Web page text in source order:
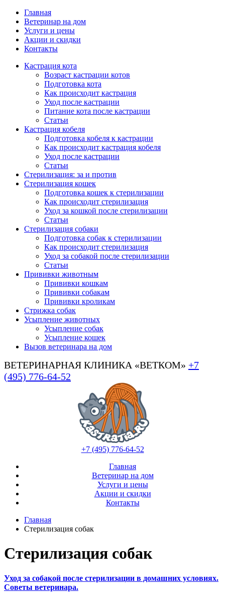
Главная
Ветеринар на дом
Услуги и цены
Акции и скидки
Контакты
Кастрация кота
Возраст кастрации котов
Подготовка кота
Как происходит кастрация
Уход после кастрации
Питание кота после кастрации
Статьи
Кастрация кобеля
Подготовка кобеля к кастрации
Как происходит кастрация кобеля
Уход после кастрации
Статьи
Стерилизация: за и против
Стерилизация кошек
Подготовка кошек к стерилизации
Как происходит стерилизация
Уход за кошкой после стерилизации
Статьи
Стерилизация собаки
Подготовка собак к стерилизации
Как происходит стерилизация
Уход за собакой после стерилизации
Статьи
Прививки животным
Прививки кошкам
Прививки собакам
Прививки кроликам
Стрижка собак
Усыпление животных
Усыпление собак
Усыпление кошек
Вызов ветеринара на дом
ВЕТЕРИНАРНАЯ КЛИНИКА «ВЕТКОМ» +7
(495) 776-64-52
+7 (495) 776-64-52
Главная
Ветеринар на дом
Услуги и цены
Акции и скидки
Контакты
Главная
Стерилизация собак
Стерилизация собак
Уход за собакой после стерилизации в домашних условиях.
Советы ветеринара.